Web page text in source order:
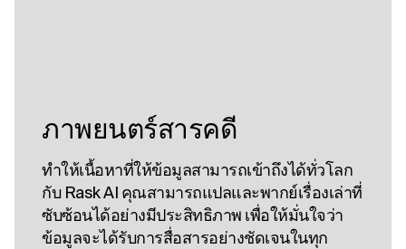
ภาพยนตร์สารคดี
ทําให้เนื้อหาที่ให้ข้อมูลสามารถเข้าถึงได้ทั่วโลก
กับ Rask AI คุณสามารถแปลและพากย์เรื่องเล่าที่
ซับซ้อนได้อย่างมีประสิทธิภาพ เพื่อให้มั่นใจว่า
ข้อมูลจะได้รับการสื่อสารอย่างชัดเจนในทุก